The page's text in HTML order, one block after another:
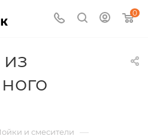
0
и смесители —